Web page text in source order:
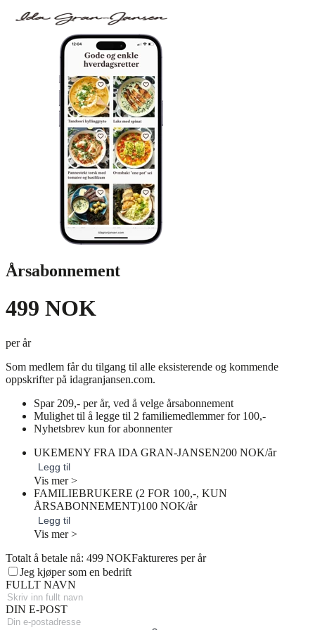
Årsabonnement
499 NOK
per år
Som medlem får du tilgang til alle eksisterende og kommende
oppskrifter på idagranjansen.com.
Spar 209,- per år, ved å velge årsabonnement
Mulighet til å legge til 2 familiemedlemmer for 100,-
Nyhetsbrev kun for abonnenter
UKEMENY FRA IDA GRAN-JANSEN200 NOK/år
Legg til
Vis mer >
FAMILIEBRUKERE (2 FOR 100,-, KUN
ÅRSABONNEMENT)100 NOK/år
Legg til
Vis mer >
Totalt å betale nå: 499 NOKFaktureres per år
Jeg kjøper som en bedrift
FULLT NAVN
DIN E-POST